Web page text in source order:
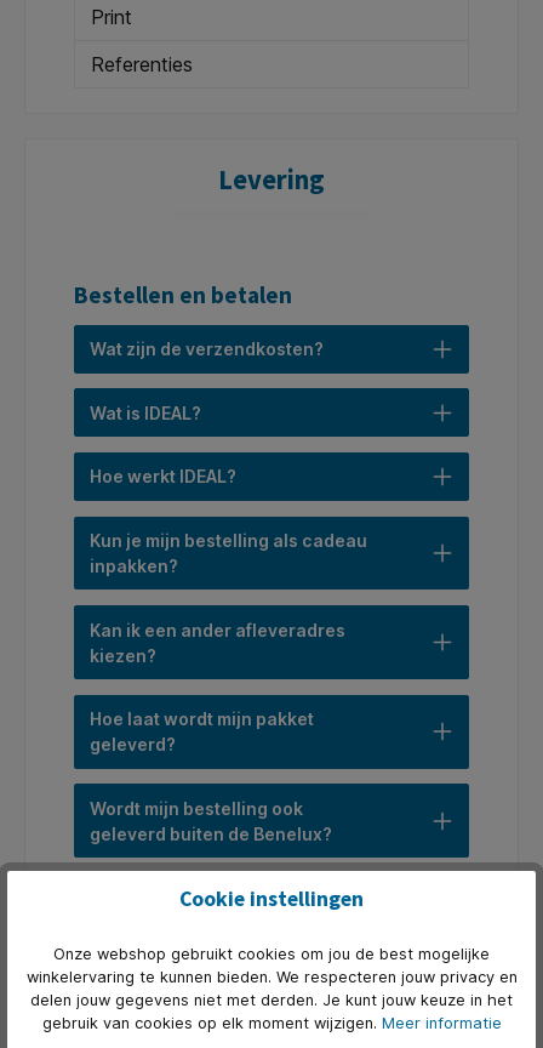
Print
Referenties
Levering
Bestellen en betalen
Wat zijn de verzendkosten?
Wat is IDEAL?
Hoe werkt IDEAL?
Kun je mijn bestelling als cadeau
inpakken?
Kan ik een ander afleveradres
kiezen?
Hoe laat wordt mijn pakket
geleverd?
Wordt mijn bestelling ook
geleverd buiten de Benelux?
Wat moet ik doen als mijn
Hoe wordt een bestelling
verzonden binnen de Benelux?
Cookie instellingen
Onze webshop gebruikt cookies om jou de best mogelijke
winkelervaring te kunnen bieden. We respecteren jouw privacy en
delen jouw gegevens niet met derden. Je kunt jouw keuze in het
gebruik van cookies op elk moment wijzigen. Meer informatie